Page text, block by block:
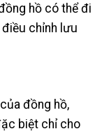
hồ có thể đi
chỉnh lưu
đồng hồ,
biệt chỉ cho